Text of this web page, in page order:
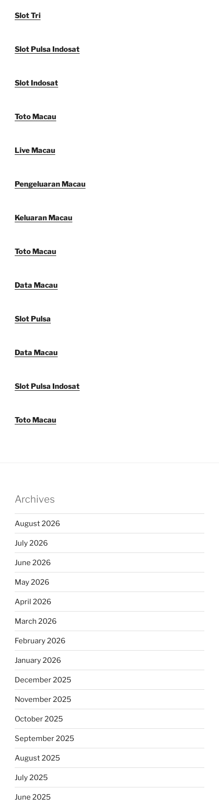
Slot Tri
Slot Pulsa Indosat
Slot Indosat
Toto Macau
Live Macau
Pengeluaran Macau
Keluaran Macau
Toto Macau
Data Macau
Slot Pulsa
Data Macau
Slot Pulsa Indosat
Toto Macau
Archives
August 2026
July 2026
June 2026
May 2026
April 2026
March 2026
February 2026
January 2026
December 2025
November 2025
October 2025
September 2025
August 2025
July 2025
June 2025